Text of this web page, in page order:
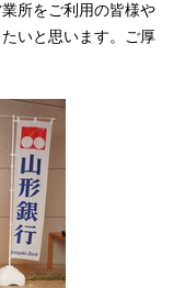
所をご利用の皆様や
いと思います。ご厚